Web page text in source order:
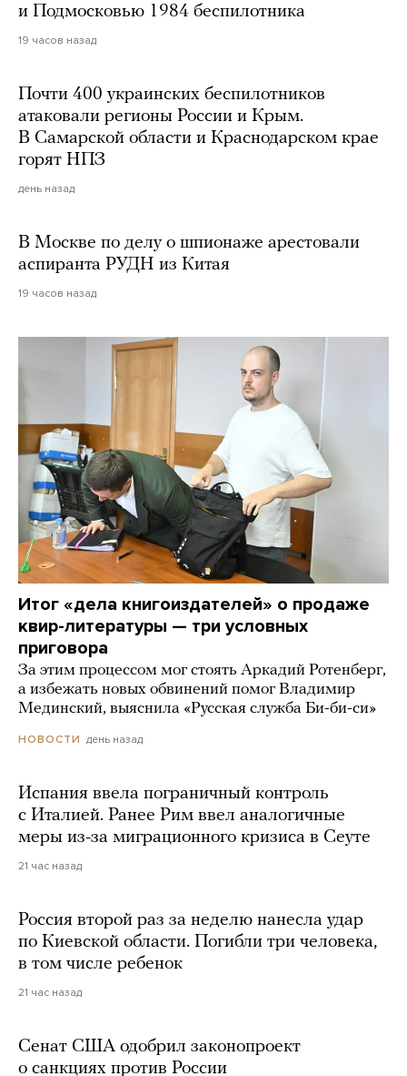
и Подмосковью 1984 беспилотника
19 часов назад
Почти 400 украинских беспилотников
атаковали регионы России и Крым.
В Самарской области и Краснодарском крае
горят НПЗ
день назад
В Москве по делу о шпионаже арестовали
аспиранта РУДН из Китая
19 часов назад
Итог «дела книгоиздателей» о продаже
квир-литературы — три условных
приговора
За этим процессом мог стоять Аркадий Ротенберг,
а избежать новых обвинений помог Владимир
Мединский, выяснила «Русская служба Би-би-си»
НОВОСТИ день назад
Испания ввела пограничный контроль
с Италией. Ранее Рим ввел аналогичные
меры из-за миграционного кризиса в Сеуте
21 час назад
Россия второй раз за неделю нанесла удар
по Киевской области. Погибли три человека,
в том числе ребенок
21 час назад
Сенат США одобрил законопроект
о санкциях против России